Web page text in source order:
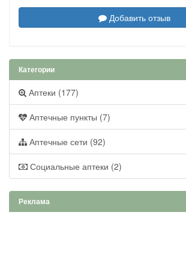
Добавить отзыв
Категории
Аптеки (177)
Аптечные пункты (7)
Аптечные сети (92)
Социальные аптеки (2)
Реклама